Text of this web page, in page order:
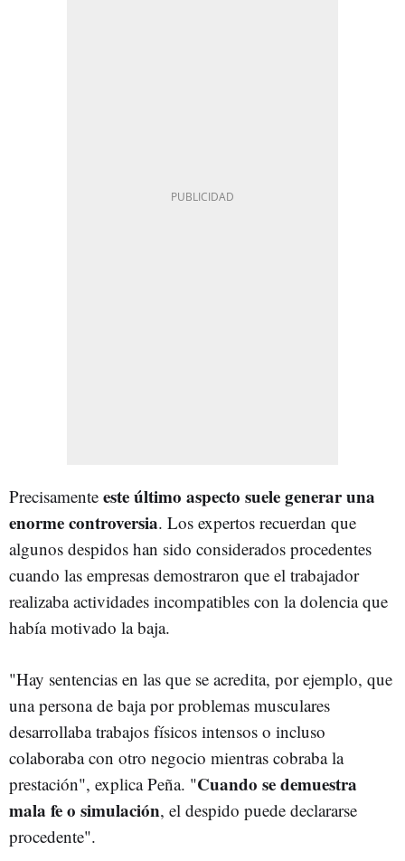
Precisamente este último aspecto suele generar una
enorme controversia. Los expertos recuerdan que
algunos despidos han sido considerados procedentes
cuando las empresas demostraron que el trabajador
realizaba actividades incompatibles con la dolencia que
había motivado la baja.
"Hay sentencias en las que se acredita, por ejemplo, que
una persona de baja por problemas musculares
desarrollaba trabajos físicos intensos o incluso
colaboraba con otro negocio mientras cobraba la
prestación", explica Peña. "Cuando se demuestra
mala fe o simulación, el despido puede declararse
procedente".